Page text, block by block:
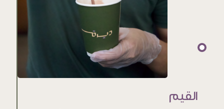
القيم